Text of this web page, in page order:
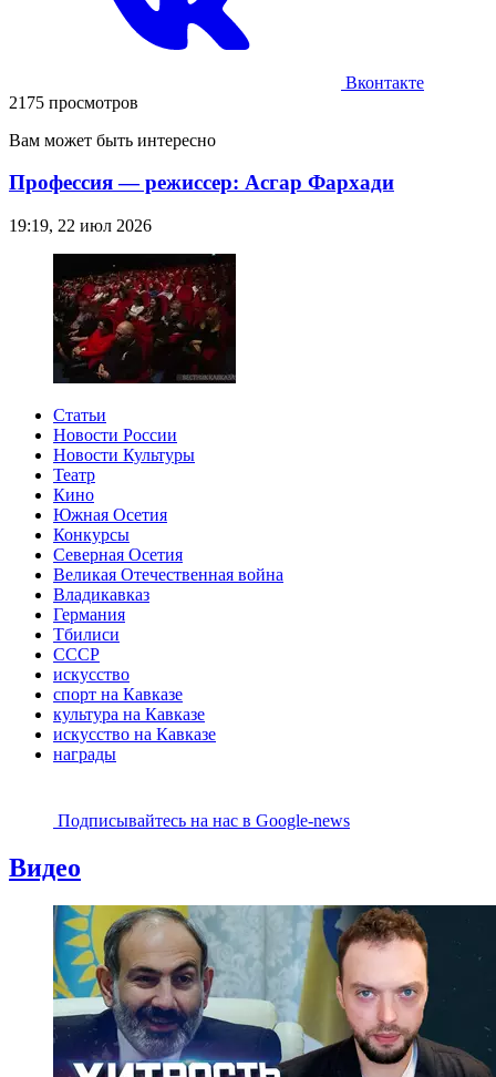
Вконтакте
2175 просмотров
Вам может быть интересно
Профессия — режиссер: Асгар Фархади
19:19, 22 июл 2026
Статьи
Новости России
Новости Культуры
Театр
Кино
Южная Осетия
Конкурсы
Северная Осетия
Великая Отечественная война
Владикавказ
Германия
Тбилиси
СССР
искусство
спорт на Кавказе
культура на Кавказе
искусство на Кавказе
награды
Подписывайтесь на наc в Google-news
Видео